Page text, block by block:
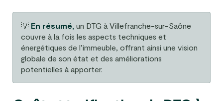
💡 En résumé, un DTG à Villefranche-sur-Saône
couvre à la fois les aspects techniques et
énergétiques de l’immeuble, offrant ainsi une vision
globale de son état et des améliorations
potentielles à apporter.